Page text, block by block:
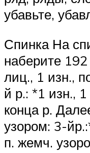
убавьте,
Спинка На
наберите
лиц., 1 изн.,
й р.: *1 изн.,
конца р.
узором: 3-
п. жемч.